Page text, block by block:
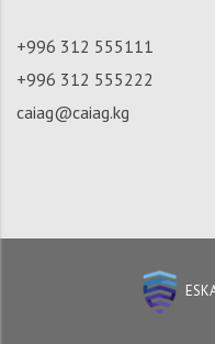
+996 312 555111
+996 312 555222
caiag@caiag.kg